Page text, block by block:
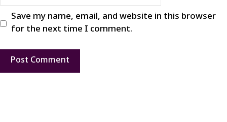
Save my name, email, and website in this browser
for the next time I comment.